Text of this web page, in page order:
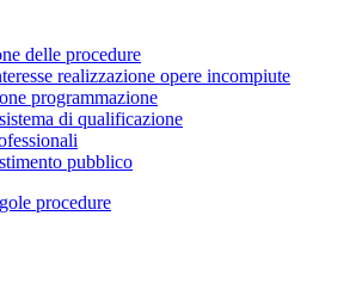
delle procedure
realizzazione opere incompiute
programmazione
di qualificazione
pubblico
procedure